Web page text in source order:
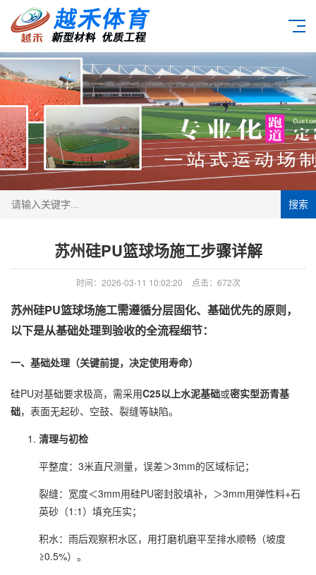
搜索
苏州硅PU篮球场施工步骤详解
时间：2026-03-11 10:02:20 点击：672次
苏州硅PU篮球场施工需遵循分层固化、基础优先的原则，
以下是从基础处理到验收的全流程细节：
一、基础处理（关键前提，决定使用寿命）
硅PU对基础要求极高，需采用C25以上水泥基础或密实型沥青基
础，表面无起砂、空鼓、裂缝等缺陷。
清理与初检
平整度：3米直尺测量，误差＞3mm的区域标记；
裂缝：宽度＜3mm用硅PU密封胶填补，＞3mm用弹性料+石
英砂（1:1）填充压实；
积水：雨后观察积水区，用打磨机磨平至排水顺畅（坡度
≥0.5%）。